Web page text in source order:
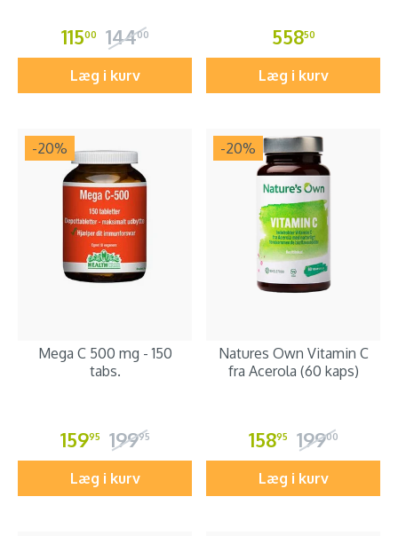
11500 14400
Læg i kurv
55850
Læg i kurv
-20%
Mega C 500 mg - 150
tabs.
15995 19995
Læg i kurv
-20%
Natures Own Vitamin C
fra Acerola (60 kaps)
15895 19900
Læg i kurv